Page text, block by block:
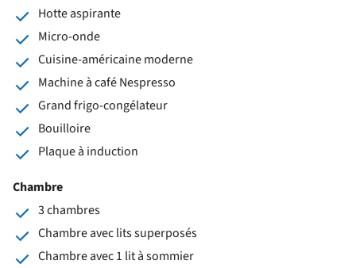
Hotte aspirante
Micro-onde
Cuisine-américaine moderne
Machine à café Nespresso
Grand frigo-congélateur
Bouilloire
Plaque à induction
Chambre
3 chambres
Chambre avec lits superposés
Chambre avec 1 lit à sommier